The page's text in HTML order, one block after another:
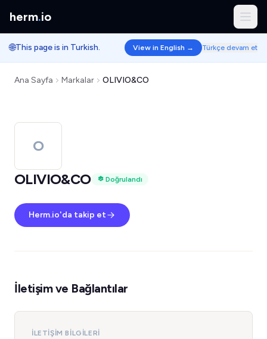
herm.io
🌐This page is in Turkish. View in English → Türkçe devam et
Ana Sayfa Markalar OLIVIO&CO
O
OLIVIO&CO
Doğrulandı
Herm.io'da takip et
İletişim ve Bağlantılar
İLETIŞIM BILGILERI